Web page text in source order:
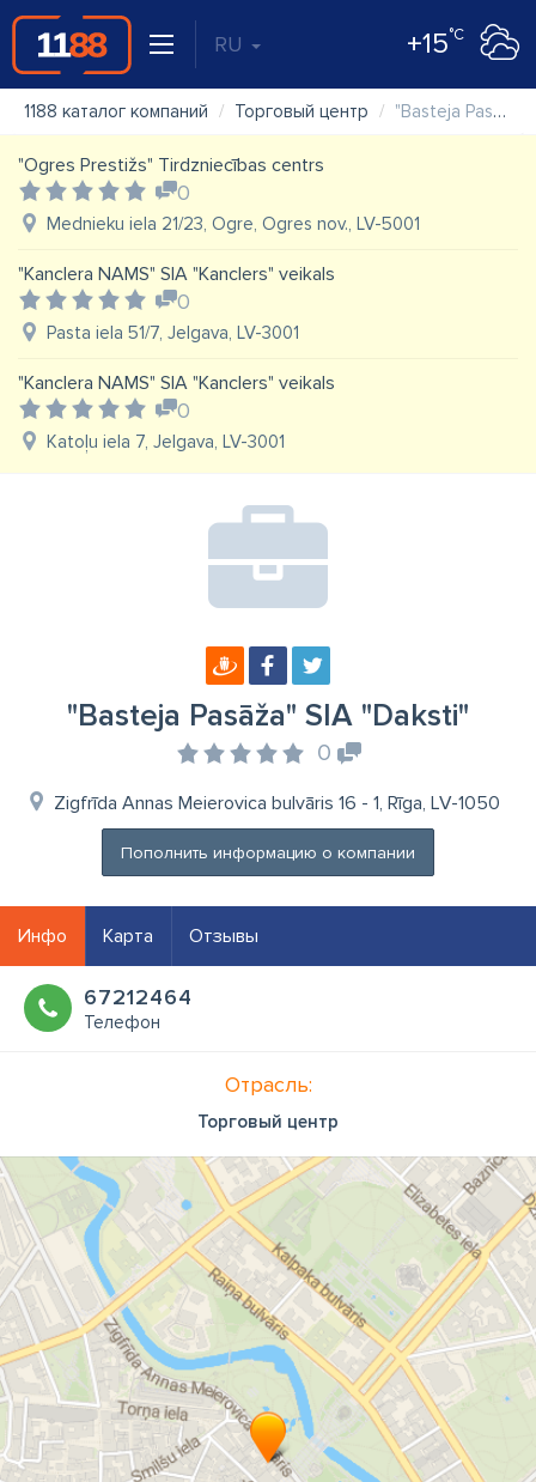
RU +15°C
1188 каталог компаний Торговый центр "Basteja Pasāža" SIA "Daksti"
"Ogres Prestižs" Tirdzniecības centrs
0
Mednieku iela 21/23, Ogre, Ogres nov., LV-5001
"Kanclera NAMS" SIA "Kanclers" veikals
0
Pasta iela 51/7, Jelgava, LV-3001
"Kanclera NAMS" SIA "Kanclers" veikals
0
Katoļu iela 7, Jelgava, LV-3001
"Basteja Pasāža" SIA "Daksti"
0
Zigfrīda Annas Meierovica bulvāris 16 - 1, Rīga, LV-1050
Пополнить информацию о компании
Инфо Карта Отзывы
67212464
Телефон
Отрасль:
Торговый центр